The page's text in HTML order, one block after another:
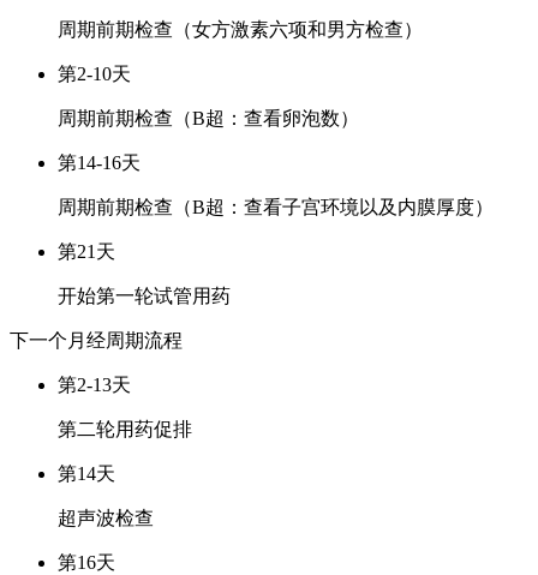
周期前期检查（女方激素六项和男方检查）
第2-10天
周期前期检查（B超：查看卵泡数）
第14-16天
周期前期检查（B超：查看子宫环境以及内膜厚度）
第21天
开始第一轮试管用药
下一个月经周期流程
第2-13天
第二轮用药促排
第14天
超声波检查
第16天